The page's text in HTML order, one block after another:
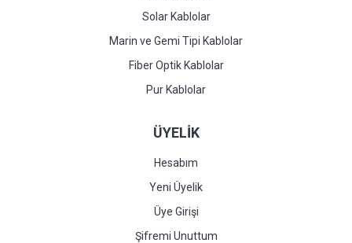
Solar Kablolar
Marin ve Gemi Tipi Kablolar
Fiber Optik Kablolar
Pur Kablolar
ÜYELİK
Hesabım
Yeni Üyelik
Üye Girişi
Şifremi Unuttum